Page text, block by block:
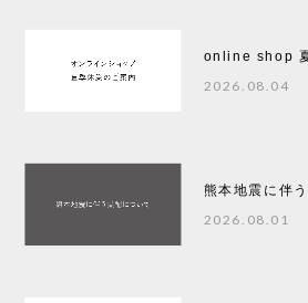
online shop
2026.08.04
熊本地震に伴
2026.08.01